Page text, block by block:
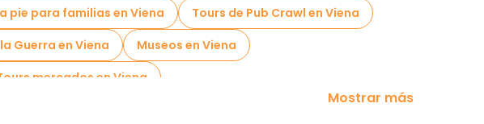
pie para familias en Viena
Tours de Pub Crawl en Viena
Guerra en Viena
Museos en Viena
mercados en Viena
Mostrar más